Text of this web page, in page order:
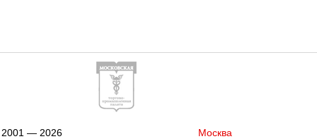
2001 — 2026
Москва